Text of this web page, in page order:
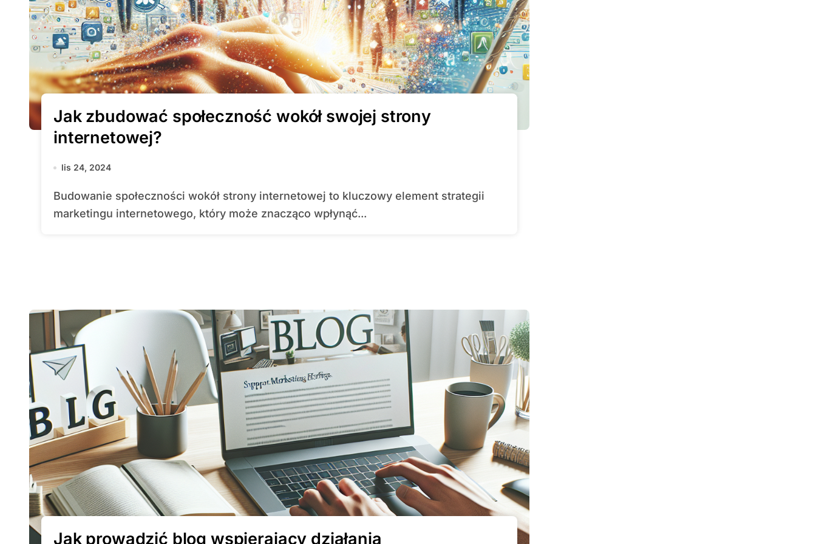
Jak zbudować społeczność wokół swojej strony
internetowej?
lis 24, 2024
Budowanie społeczności wokół strony internetowej to kluczowy element strategii
marketingu internetowego, który może znacząco wpłynąć...
Jak prowadzić blog wspierający działania